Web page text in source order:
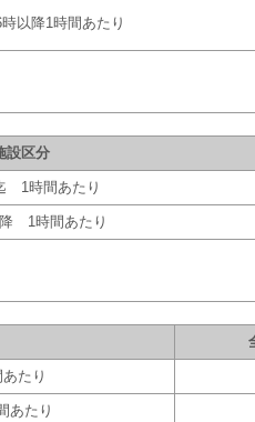
以降1時間あたり
設区分
1時間あたり
1時間あたり
たり
あたり